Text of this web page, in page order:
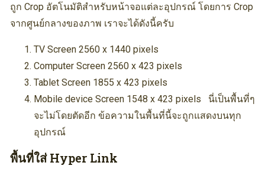
ถูก Crop อัตโนมัติสำหรับหน้าจอแต่ละอุปกรณ์ โดยการ Crop
จากศูนย์กลางของภาพ เราจะได้ดังนี้ครับ
TV Screen 2560 x 1440 pixels
Computer Screen 2560 x 423 pixels
Tablet Screen 1855 x 423 pixels
Mobile device Screen 1548 x 423 pixels นี่เป็นพื้นที่ๆ
จะไม่โดยตัดอีก ข้อความในพื้นที่นี้จะถูกแสดงบนทุก
อุปกรณ์
พื้นที่ใส่ Hyper Link